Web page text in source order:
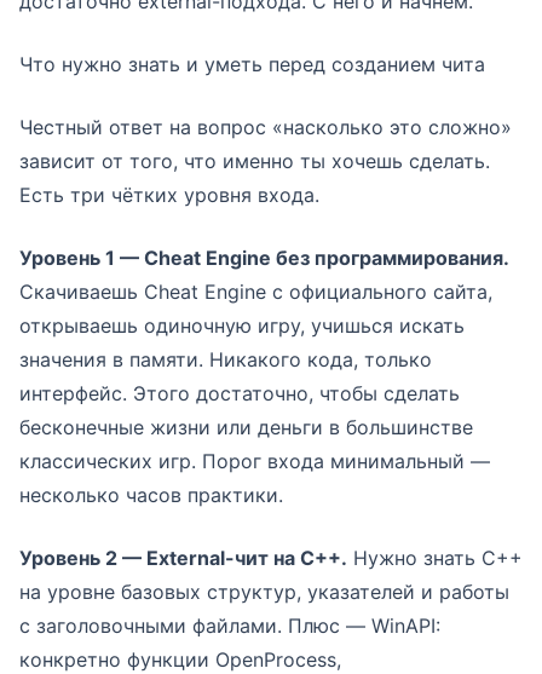
Что нужно знать и уметь перед созданием чита
Честный ответ на вопрос «насколько это сложно»
зависит от того, что именно ты хочешь сделать.
Есть три чётких уровня входа.
Уровень 1 — Cheat Engine без программирования.
Скачиваешь Cheat Engine с официального сайта,
открываешь одиночную игру, учишься искать
значения в памяти. Никакого кода, только
интерфейс. Этого достаточно, чтобы сделать
бесконечные жизни или деньги в большинстве
классических игр. Порог входа минимальный —
несколько часов практики.
Уровень 2 — External-чит на C++. Нужно знать C++
на уровне базовых структур, указателей и работы
с заголовочными файлами. Плюс — WinAPI:
конкретно функции OpenProcess,